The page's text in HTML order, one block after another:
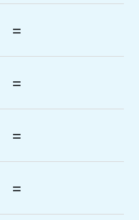
=
=
=
=